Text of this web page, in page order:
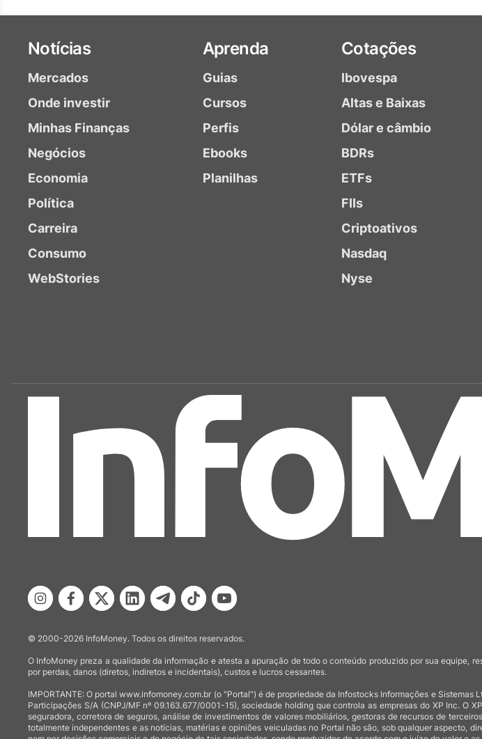
Notícias
Mercados
Onde investir
Minhas Finanças
Negócios
Economia
Política
Carreira
Consumo
WebStories
Aprenda
Guias
Cursos
Perfis
Ebooks
Planilhas
Cotações
Ibovespa
Altas e Baixas
Dólar e câmbio
BDRs
ETFs
FIIs
Criptoativos
Nasdaq
Nyse
© 2000-2026 InfoMoney. Todos os direitos reservados.
O InfoMoney preza a qualidade da informação e atesta a apuração de todo o conteúdo produzido por sua equipe,
por perdas, danos (diretos, indiretos e incidentais), custos e lucros cessantes.
IMPORTANTE: O portal www.infomoney.com.br (o "Portal") é de propriedade da Infostocks Informações e
Participações S/A (CNPJ/MF nº 09.163.677/0001-15), sociedade holding que controla as empresas do XP Inc. O
seguradora, corretora de seguros, análise de investimentos de valores mobiliários, gestoras de recursos de
totalmente independentes e as notícias, matérias e opiniões veiculadas no Portal não são, sob qualquer aspecto,